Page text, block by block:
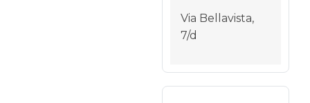
Via Bellavista,
7/d